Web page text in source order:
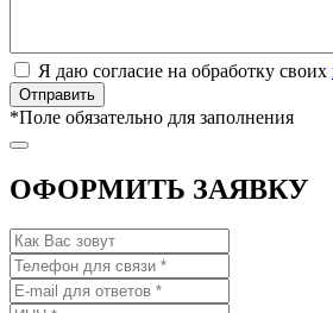
Я даю согласие на обработку своих
*Поле обязательно для заполнения
ОФОРМИТЬ ЗАЯВКУ